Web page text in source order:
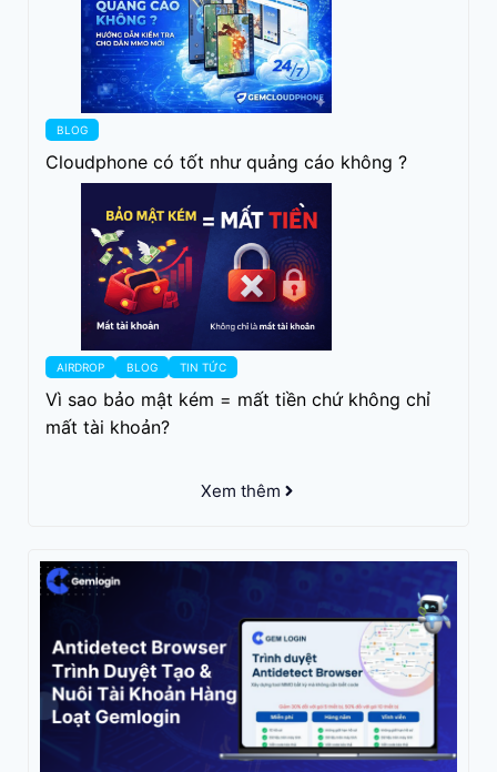
BLOG
Cloudphone có tốt như quảng cáo không ?
AIRDROP BLOG TIN TỨC
Vì sao bảo mật kém = mất tiền chứ không chỉ
mất tài khoản?
Xem thêm